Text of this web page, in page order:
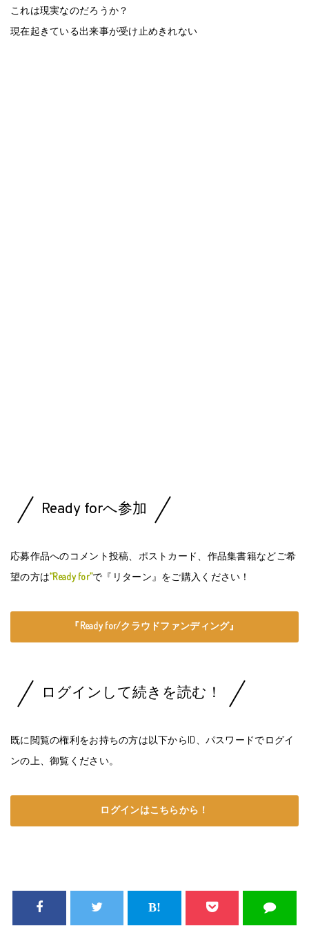
これは現実なのだろうか？
現在起きている出来事が受け止めきれない
Ready forへ参加
応募作品へのコメント投稿、ポストカード、作品集書籍などご希
望の方は“Ready for”で『リターン』をご購入ください！
『Ready for/クラウドファンディング』
ログインして続きを読む！
既に閲覧の権利をお持ちの方は以下からID、パスワードでログイ
ンの上、御覧ください。
ログインはこちらから！